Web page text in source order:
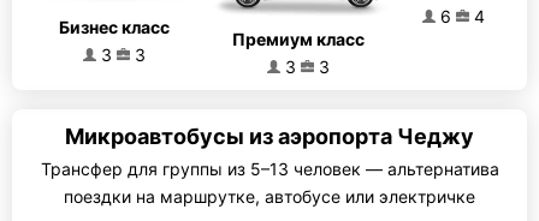
Бизнес класс
3
3
Премиум класс
3
3
6
4
Микроавтобусы из аэропорта Чеджу
Трансфер для группы из 5–13 человек — альтернатива
поездки на маршрутке, автобусе или электричке